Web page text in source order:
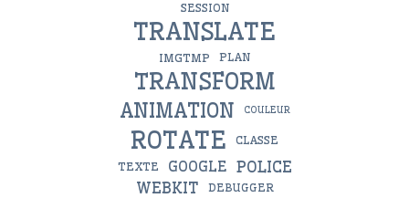
SESSION
TRANSLATE
IMGTMP PLAN
TRANSFORM
ANIMATION COULEUR
ROTATE CLASSE
TEXTE GOOGLE POLICE
WEBKIT
DEBUGGER